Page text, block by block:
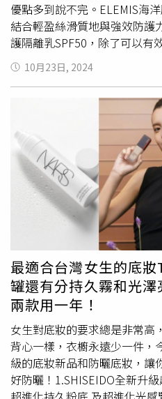
落，持續最高防護力。雪肌精
限定版) SPF50+ PA++++ 60g
曬乳推薦：雪肌精 漾活低敏
版)SPF50+ PA+++開架通路
低敏UV全效防禦乳，也是敏
外線吸收劑、酒精、
大大降低刺激性，不論是敏
能安心溫和的保護肌膚！且
禦外部環境的壓力。雪肌精 漾
喬巴限定版)SPF50+ PA+++
供）
供）除了防曬，肌膚的抗老與
ARTISTRY雅芝植萃能量系列
現代人量身打造的高效抗老保
元凶：氧化、糖化、環境侵
侵害」三重防禦機制，幫助肌
方中特別加入日本梅、康普茶
成分，不僅能強化肌膚屏障
害，讓膚質維持彈潤細緻。
三抗王雙精華，有抗初老的青
賦活緊緻抗老精華兩款可選擇
攝）這款精華針對不同年齡
抗初老，還是已經出現細紋
理方案，讓肌膚時刻保持在
護」並行，難怪成為許多注重
ARTISTRY雅芝青春水潤淨化
選！能針對毛孔、細紋、膚色
ARTISTRY雅芝賦活緊緻抗老
紋問題、鬆弛問題，就交給它
希望一瓶搞定防曬+養膚的男
是一款非常適合日常使用的產
乳，不僅能防曬(SPF50+ /
性，讓皮膚狀態更穩定，看起
外花時間上妝，也不會有黏膩
男生。今年全新升級的ELIXIR
優點多到說不完。ELEMIS海
結合輕盈絲滑質地與強效防護
護隔離乳SPF50，除了可以有
的老化問題，預防皺紋生成
度&保濕度，用過的女生都真
來變得明亮又光滑。ELEMIS
SPF50／2,500元（圖／吳雅
贈！「光感SPF50限定組」
原全效防護隔離乳SPF50，直
20g！（圖／品牌提供）同場
膠原家族系列新成員，還有
膠原全能逆時精華」，可以
時修護，現在也有推出週慶
ELEMIS海洋膠原再生精華組／4,950元 內
逆時精華30ml+海洋膠原緊
卸妝膏20g。（圖／吳雅鈴攝
防曬露50+重磅升級的FANCL
入能賦予深層保濕修護力的護
方，卻有著滑順好推勻的質地
膩，而且還具備修飾勻亮膚質
市就備受好評！FANCL全效清
60ml／1,140元（圖／品牌提
需738元就能輕鬆入手，假如
664元，想入手當然要趁現在。
10月23日, 2024
最適合台灣女生的底
罐還有分持久霧和光
兩款用一年！
女生對底妝的要求總是非常高
背心一樣，衣櫥永遠少一件，
級的底妝新品和防曬底妝，讓
好防曬！1.SHISEIDO全新升